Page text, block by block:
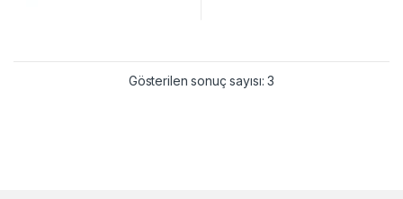
Gösterilen sonuç sayısı: 3